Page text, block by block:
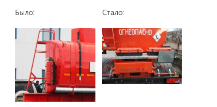
Было: Стало: